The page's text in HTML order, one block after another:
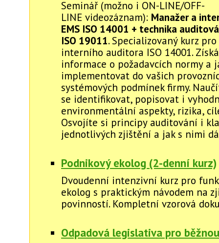
Seminář (možno i ON-LINE/OFF-
LINE videozáznam): Manažer a
EMS ISO 14001 + technika
ISO 19011. Specializovaný kurz
interního auditora ISO 14001.
informace o požadavcích normy a
implementovat do vašich
systémových podmínek firmy.
se identifikovat, popisovat i
environmentální aspekty, rizika,
Osvojíte si principy auditování i
jednotlivých zjištění a jak s nimi
Podnikový ekolog (2-denní kurz)
Dvoudenní intenzivní kurz pro
ekolog s praktickým návodem na
povinností. Kompletní vzorová
Odpadová legislativa pro